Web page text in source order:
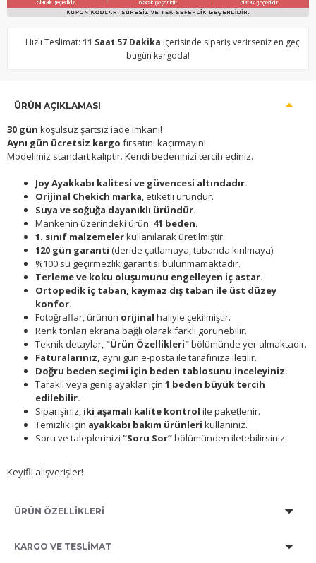
Hızlı Teslimat: 11 Saat 57 Dakika içerisinde sipariş verirseniz en geç
bugün kargoda!
ÜRÜN AÇIKLAMASI
30 gün koşulsuz şartsız iade imkanı!
Aynı gün ücretsiz kargo fırsatını kaçırmayın!
Modelimiz standart kalıptır. Kendi bedeninizi tercih ediniz.
Joy Ayakkabı kalitesi ve güvencesi altındadır.
Orijinal Chekich marka, etiketli üründür.
Suya ve soğuğa dayanıklı üründür.
Mankenin üzerindeki ürün: 41 beden.
1. sınıf malzemelerkullanılarak üretilmiştir.
120 gün garanti (deride çatlamaya, tabanda kırılmaya).
%100 su geçirmezlik garantisi bulunmamaktadır.
Terleme ve koku oluşumunu engelleyen iç astar.
Ortopedik iç taban, kaymaz dış taban ile üst düzey
konfor.
Fotoğraflar, ürünün orijinal haliyle çekilmiştir.
Renk tonları ekrana bağlı olarak farklı görünebilir.
Teknik detaylar,"Ürün Özellikleri"bölümünde yer almaktadır.
Faturalarınız, aynı gün e-posta ile tarafınıza iletilir.
Doğru beden seçimi için beden tablosunu inceleyiniz.
Taraklı veya geniş ayaklar için 1 beden büyük tercih
edilebilir.
Siparişiniz, iki aşamalı kalite kontrol ile paketlenir.
Temizlik için ayakkabı bakım ürünleri kullanınız.
Soru ve taleplerinizi “Soru Sor”bölümünden iletebilirsiniz.
Keyifli alışverişler!
ÜRÜN ÖZELLİKLERİ
KARGO VE TESLİMAT